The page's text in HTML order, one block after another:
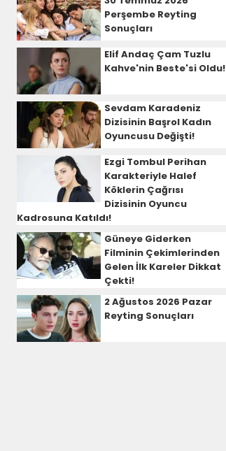
Perşembe Reyting
Sonuçları
Elif Andaç Çam Tuzlu
Kahve'nin Beste'si Oldu!
Sevdam Karadeniz
Dizisinin Başrol Kadın
Oyuncusu Değişti!
Ezgi Tombul Perihan
Karakteriyle Halef
Köklerin Çağrısı
Dizisinin Oyuncu
Kadrosuna Katıldı!
Güneye Giderken
Filminin Çekimlerinden
Gelen İlk Kareler Dikkat
Çekti!
2 Ağustos 2026 Pazar
Reyting Sonuçları